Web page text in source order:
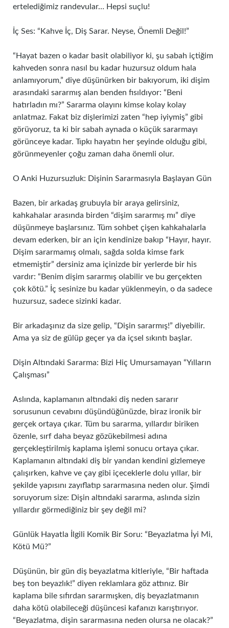
ertelediğimiz randevular… Hepsi suçlu!
İç Ses: “Kahve İç, Diş Sarar. Neyse, Önemli Değil!”
“Hayat bazen o kadar basit olabiliyor ki, şu sabah içtiğim
kahveden sonra nasıl bu kadar huzursuz oldum hala
anlamıyorum,” diye düşünürken bir bakıyorum, iki dişim
arasındaki sararmış alan benden fısıldıyor: “Beni
hatırladın mı?” Sararma olayını kimse kolay kolay
anlatmaz. Fakat biz dişlerimizi zaten “hep iyiymiş” gibi
görüyoruz, ta ki bir sabah aynada o küçük sararmayı
görünceye kadar. Tıpkı hayatın her şeyinde olduğu gibi,
görünmeyenler çoğu zaman daha önemli olur.
O Anki Huzursuzluk: Dişinin Sararmasıyla Başlayan Gün
Bazen, bir arkadaş grubuyla bir araya gelirsiniz,
kahkahalar arasında birden “dişim sararmış mı” diye
düşünmeye başlarsınız. Tüm sohbet çişen kahkahalarla
devam ederken, bir an için kendinize bakıp “Hayır, hayır.
Dişim sararmamış olmalı, sağda solda kimse fark
etmemiştir” dersiniz ama içinizde bir yerlerde bir his
vardır: “Benim dişim sararmış olabilir ve bu gerçekten
çok kötü.” İç sesinize bu kadar yüklenmeyin, o da sadece
huzursuz, sadece sizinki kadar.
Bir arkadaşınız da size gelip, “Dişin sararmış!” diyebilir.
Ama ya siz de gülüp geçer ya da içsel sıkıntı başlar.
Dişin Altındaki Sararma: Bizi Hiç Umursamayan “Yılların
Çalışması”
Aslında, kaplamanın altındaki diş neden sararır
sorusunun cevabını düşündüğünüzde, biraz ironik bir
gerçek ortaya çıkar. Tüm bu sararma, yıllardır biriken
özenle, sırf daha beyaz gözükebilmesi adına
gerçekleştirilmiş kaplama işlemi sonucu ortaya çıkar.
Kaplamanın altındaki diş bir yandan kendini gizlemeye
çalışırken, kahve ve çay gibi içeceklerle dolu yıllar, bir
şekilde yapısını zayıflatıp sararmasına neden olur. Şimdi
soruyorum size: Dişin altındaki sararma, aslında sizin
yıllardır görmediğiniz bir şey değil mi?
Günlük Hayatla İlgili Komik Bir Soru: “Beyazlatma İyi Mi,
Kötü Mü?”
Düşünün, bir gün diş beyazlatma kitleriyle, “Bir haftada
beş ton beyazlık!” diyen reklamlara göz attınız. Bir
kaplama bile sıfırdan sararmışken, diş beyazlatmanın
daha kötü olabileceği düşüncesi kafanızı karıştırıyor.
“Beyazlatma, dişin sararmasına neden olursa ne olacak?”